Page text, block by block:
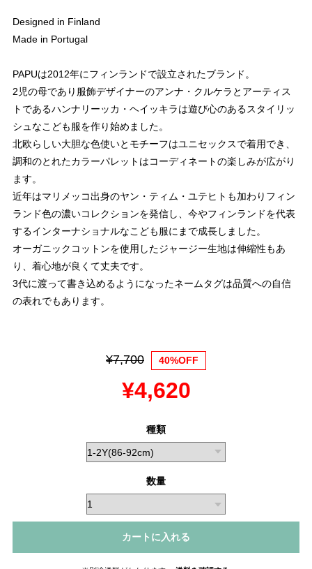
Designed in Finland
Made in Portugal
PAPUは2012年にフィンランドで設立されたブランド。
2児の母であり服飾デザイナーのアンナ・クルケラとアーティス
トであるハンナリーッカ・ヘイッキラは遊び心のあるスタイリッ
シュなこども服を作り始めました。
北欧らしい大胆な色使いとモチーフはユニセックスで着用でき、
調和のとれたカラーパレットはコーディネートの楽しみが広がり
ます。
近年はマリメッコ出身のヤン・ティム・ユテヒトも加わりフィン
ランド色の濃いコレクションを発信し、今やフィンランドを代表
するインターナショナルなこども服にまで成長しました。
オーガニックコットンを使用したジャージー生地は伸縮性もあ
り、着心地が良くて丈夫です。
3代に渡って書き込めるようになったネームタグは品質への自信
の表れでもあります。
¥7,700 40%OFF
¥4,620
種類
数量
カートに入れる